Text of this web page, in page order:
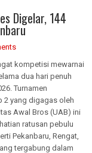
Digelar, 144
kompetisi mewarnai
dua hari penuh
Turnamen
2 yang digagas oleh
Awal Bros (UAB) ini
ratusan pebulu
Pekanbaru, Rengat,
tergabung dalam